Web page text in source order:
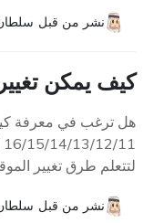
نشر من قبل
كيف يمكن
هل ترغب في معرفة
لتتعلم طرق تغيير
نشر من قبل